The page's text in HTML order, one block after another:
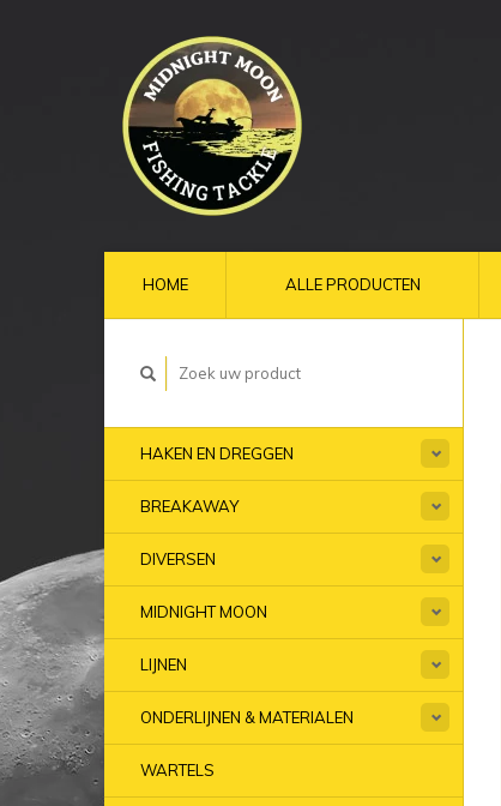
HOME ALLE PRODUCTEN
HAKEN EN DREGGEN
BREAKAWAY
DIVERSEN
MIDNIGHT MOON
LIJNEN
ONDERLIJNEN & MATERIALEN
WARTELS